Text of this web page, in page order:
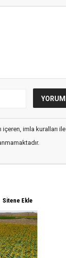
imla kuralları ile